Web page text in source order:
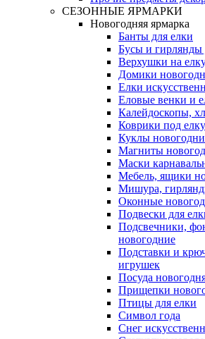
СЕЗОННЫЕ ЯРМАРКИ
Новогодняя ярмарка
Банты для елки
Бусы и гирлянды
Верхушки на
Домики
Елки
Еловые венки и
Калейдоскопы,
Коврики под елку
Куклы
Магниты
Маски
Мебель, ящики
Мишура,
Оконные
Подвески для
Подсвечники,
новогодние
Подставки и
игрушек
Посуда
Прищепки
Птицы для елки
Символ года
Снег